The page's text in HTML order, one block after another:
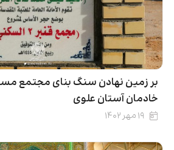
بر زمین نهادن سنگ بنای مجتمع
خادمان آستان علوی
۱۹ مهر ۱۴۰۲